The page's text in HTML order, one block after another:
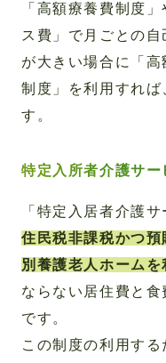
「高額療養費制度
ス費」で月ごとの
が大きい場合に「
制度」を利用すれば
す。
特定入所者介護サー
「特定入居者介護
住民税非課税かつ
別養護老人ホームを
ならない居住費と
です。
この制度の利用す